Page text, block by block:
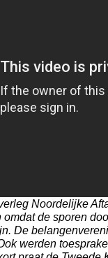
Noordelijke
de sporen
De
werden